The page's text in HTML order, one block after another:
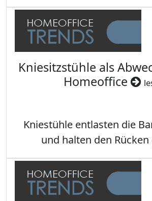
Kniesitzstühle als
Homeoffice
Kniestühle entlasten die
und halten den Rücken